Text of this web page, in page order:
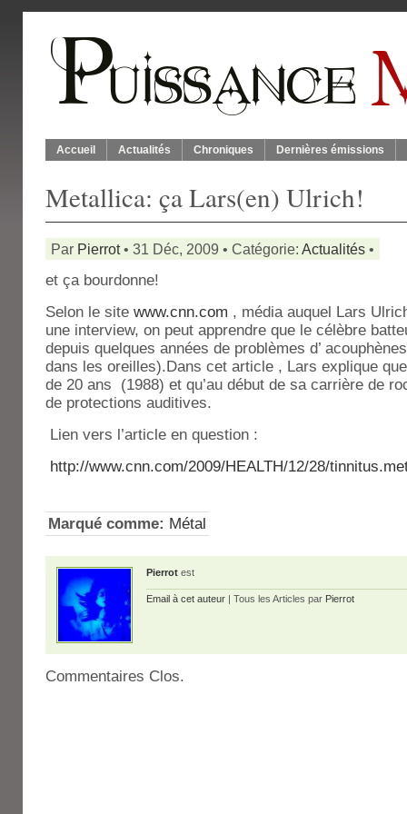
Accueil Actualités Chroniques Dernières émissions
Metallica: ça Lars(en) Ulrich!
Par Pierrot• 31 Déc, 2009 • Catégorie: Actualités •
et ça bourdonne!
Selon le site www.cnn.com , média auquel Lars
une interview, on peut apprendre que le célèbre
depuis quelques années de problèmes d’
dans les oreilles).Dans cet article , Lars explique
de 20 ans (1988) et qu’au début de sa carrière de
de protections auditives.
Lien vers l’article en question :
http://www.cnn.com/2009/HEALTH/12/28/
Marqué comme: Métal
Pierrot est
Email à cet auteur | Tous les Articles par Pierrot
Commentaires Clos.